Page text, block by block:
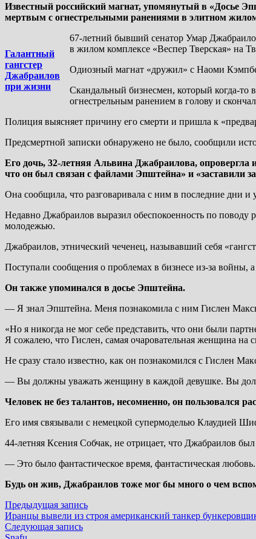
Известный российский магнат, упомянутый в «Досье
мертвым с огнестрельными ранениями в элитном
Галантный
гангстер
Джабраилов
при жизни
67-летний бывший сенатор Умар
в жилом комплексе «Веспер Тверская» на
Одиозный магнат «дружил» с Наоми
Скандальный бизнесмен, который когда-то
огнестрельным ранением в голову и
Полиция выясняет причину его смерти и пришла к
Предсмертной записки обнаружено не было, сообщили
Его дочь, 32-летняя Альвина Джабраилова, опровергла
что он был связан с файлами Эпштейна» и «заставили
Она сообщила, что разговаривала с ним в последние дни и
Недавно Джабраилов выразил обеспокоенность по
молодежью.
Джабраилов, этнический чеченец, называвший себя
Поступали сообщения о проблемах в бизнесе из-за войны,
Он также упоминался в досье Эпштейна.
— Я знал Эпштейна. Меня познакомила с ним Гислен
«Но я никогда не мог себе представить, что они были
Я сожалею, что Гислен, самая очаровательная женщина на
Не сразу стало известно, как он познакомился с Гислен
— Вы должны уважать женщину в каждой девушке. Вы
Человек не без талантов, несомненно, он пользовался
Его имя связывали с немецкой супермоделью Клаудией
44-летняя Ксения Собчак, не отрицает, что Джабраилов
— Это было фантастическое время, фантастическая
Будь он жив, Джабраилов тоже мог бы много о чем
Навигация
по
Предыдущая записьПредыдущая
запись:
Иранцы вывели из строя американский танкер
Следующая записьСледующая